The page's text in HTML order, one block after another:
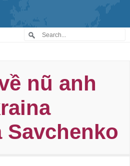
nũ anh
Savchenko